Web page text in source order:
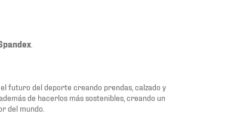
futuro del deporte creando prendas, calzado y
de hacerlos más sostenibles, creando un
del mundo.